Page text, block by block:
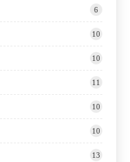
6
10
10
11
10
10
13